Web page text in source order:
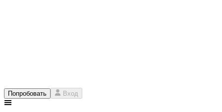
Попробовать Вход